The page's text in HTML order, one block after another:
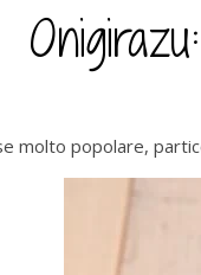
molto popolare,